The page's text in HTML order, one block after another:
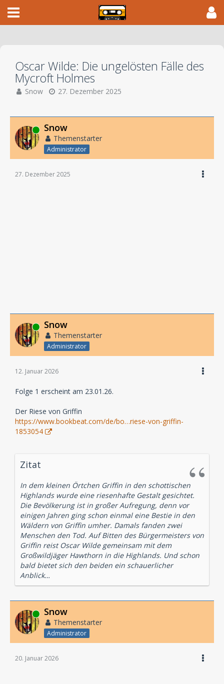
Oscar Wilde: Die ungelösten Fälle des
Mycroft Holmes
Snow 27. Dezember 2025
Online Snow
Themenstarter
Administrator
27. Dezember 2025
Online Snow
Themenstarter
Administrator
12. Januar 2026
Folge 1 erscheint am 23.01.26.
Der Riese von Griffin
https://www.bookbeat.com/de/bo…riese-von-griffin-
1853054
Zitat
In dem kleinen Örtchen Griffin in den schottischen
Highlands wurde eine riesenhafte Gestalt gesichtet.
Die Bevölkerung ist in großer Aufregung, denn vor
einigen Jahren ging schon einmal eine Bestie in den
Wäldern von Griffin umher. Damals fanden zwei
Menschen den Tod. Auf Bitten des Bürgermeisters von
Griffin reist Oscar Wilde gemeinsam mit dem
Großwildjäger Hawthorn in die Highlands. Und schon
bald bietet sich den beiden ein schauerlicher
Anblick…
Online Snow
Themenstarter
Administrator
20. Januar 2026